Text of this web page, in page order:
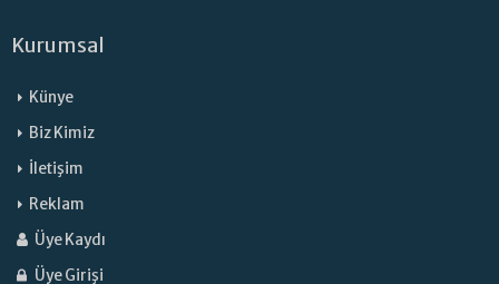
Kurumsal
Künye
Biz Kimiz
İletişim
Reklam
Üye Kaydı
Üye Girişi